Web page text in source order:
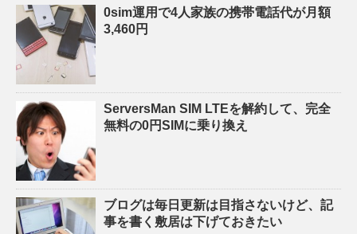
0sim運用で4人家族の携帯電話代が月額
3,460円
ServersMan SIM LTEを解約して、完全
無料の0円SIMに乗り換え
ブログは毎日更新は目指さないけど、記
事を書く敷居は下げておきたい